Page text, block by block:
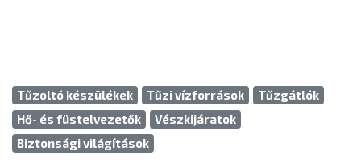
Tűzoltó készülékek Tűzi vízforrások
Tűzgátlók
Hő- és füstelvezetők
Vészkijáratok
Biztonsági világítások